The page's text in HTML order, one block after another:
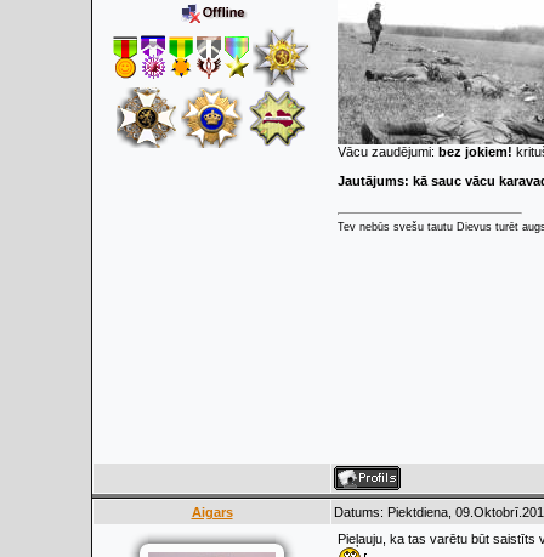
Vācu zaudējumi: bez jokiem!
Jautājums: kā sauc vācu
Tev nebūs svešu tautu Dievus turēt
Aigars Datums: Piektdiena,
Pieļauju, ka tas varētu būt saistīts